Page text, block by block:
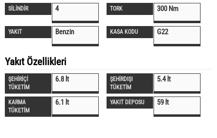
SİLİNDİR 4 TORK 300 Nm
YAKIT Benzin KASA KODU G22
Yakıt Özellikleri
ŞEHİRİÇİ
TÜKETİM
6.8 lt
ŞEHİRDIŞI
TÜKETİM
5.4 lt
KARMA
TÜKETİM
6.1 lt YAKIT DEPOSU 59 lt